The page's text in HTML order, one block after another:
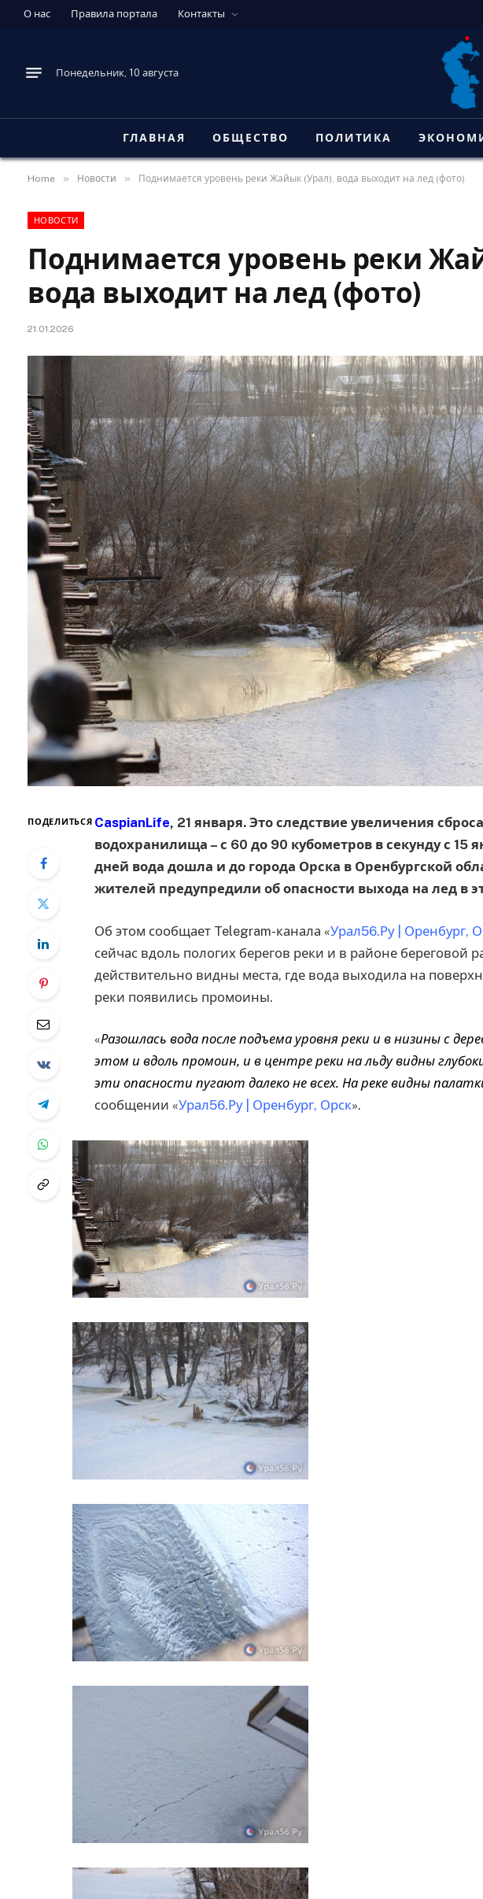
О нас Правила портала Контакты
Понедельник, 10 августа
ГЛАВНАЯ ОБЩЕСТВО ПОЛИТИКА
Home » Новости » Поднимается уровень реки Жайык (Урал), вода выходит на лед (фото)
НОВОСТИ
Поднимается уровень реки
вода выходит на лед (фото)
21.01.2026
ПОДЕЛИТЬСЯ CaspianLife, 21 января. Это следствие увеличения
водохранилища – с 60 до 90 кубометров в секунду с 15
дней вода дошла и до города Орска в Оренбургской
жителей предупредили об опасности выхода на лед в
Об этом сообщает Telegram-канала «Урал56.Ру | Оренбург,
сейчас вдоль пологих берегов реки и в районе береговой
действительно видны места, где вода выходила на
реки появились промоины.
«Разошлась вода после подъема уровня реки и в низины с
этом и вдоль промоин, и в центре реки на льду видны
эти опасности пугают далеко не всех. На реке видны
сообщении «Урал56.Ру | Оренбург, Орск».